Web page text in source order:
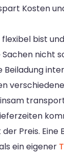
Kosten
bist
nicht
Preis. Eine
ein eigener